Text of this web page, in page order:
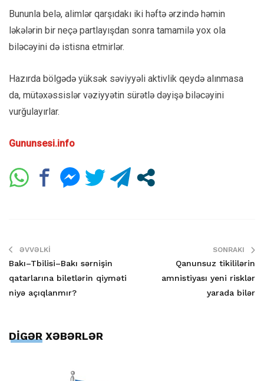
Bununla belə, alimlər qarşıdakı iki həftə ərzində həmin
ləkələrin bir neçə partlayışdan sonra tamamilə yox ola
biləcəyini də istisna etmirlər.
Hazırda bölgədə yüksək səviyyəli aktivlik qeydə alınmasa
da, mütəxəssislər vəziyyətin sürətlə dəyişə biləcəyini
vurğulayırlar.
Gununsesi.info
ƏVVƏLKI
Bakı–Tbilisi–Bakı sərnişin
qatarlarına biletlərin qiyməti
niyə açıqlanmır?
SONRAKI
Qanunsuz tikililərin
amnistiyası yeni risklər
yarada bilər
DİGƏR XƏBƏRLƏR